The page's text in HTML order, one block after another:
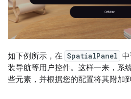
如下例所示，在 SpatialPanel
装导航等用户控件。这样一来，系
些元素，并根据您的配置将其附加